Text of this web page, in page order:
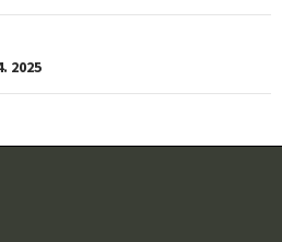
2025